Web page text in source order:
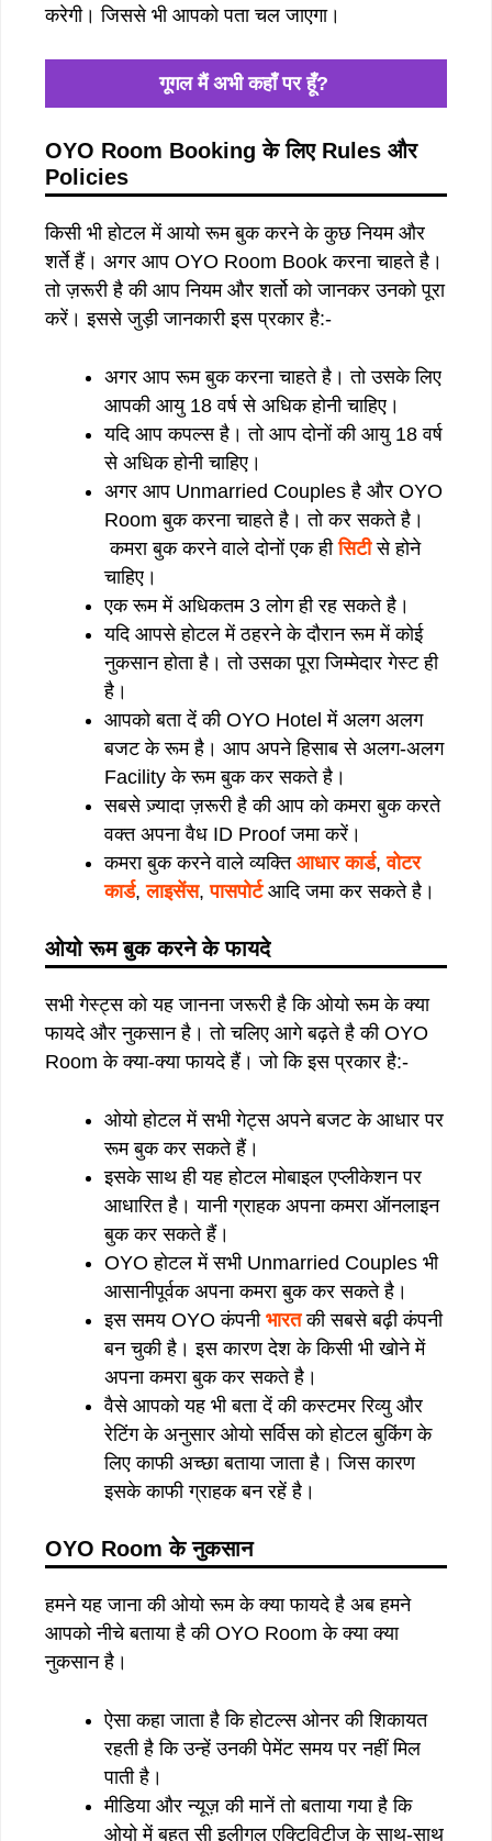
करेगी। जिससे भी आपको पता चल जाएगा।
गूगल मैं अभी कहाँ पर हूँ?
OYO Room Bookingके लिएRules और
Policies
किसी भी होटल में आयो रूम बुक करने के कुछ नियम और
शर्ते हैं। अगर आप OYO Room Book करना चाहते है।
तो ज़रूरी है की आप नियम और शर्तो को जानकर उनको पूरा
करें। इससे जुड़ी जानकारी इस प्रकार है:-
अगर आप रूम बुक करना चाहते है। तो उसके लिए
आपकी आयु 18 वर्ष से अधिक होनी चाहिए।
यदि आप कपल्स है। तो आप दोनों की आयु 18 वर्ष
से अधिक होनी चाहिए।
अगर आप Unmarried Couples है और OYO
Room बुक करना चाहते है। तो कर सकते है।
कमरा बुक करने वाले दोनों एक हीसिटीसे होने
चाहिए।
एक रूम में अधिकतम 3 लोग ही रह सकते है।
यदि आपसे होटल में ठहरने के दौरान रूम में कोई
नुकसान होता है। तो उसका पूरा जिम्मेदार गेस्ट ही
है।
आपको बता दें की OYO Hotel में अलग अलग
बजट के रूम है। आप अपने हिसाब से अलग-अलग
Facility के रूम बुक कर सकते है।
सबसे ज़्यादा ज़रूरी है की आप को कमरा बुक करते
वक्त अपना वैध ID Proof जमा करें।
कमरा बुक करने वाले व्यक्ति आधार कार्ड,वोटर
कार्ड,लाइसेंस,पासपोर्ट आदि जमा कर सकते है।
ओयो रूम बुक करने के फायदे
सभी गेस्ट्स को यह जानना जरूरी है कि ओयो रूम के क्या
फायदे और नुकसान है। तो चलिए आगे बढ़ते है की OYO
Room के क्या-क्या फायदे हैं। जो कि इस प्रकार है:-
ओयो होटल में सभी गेट्स अपने बजट के आधार पर
रूम बुक कर सकते हैं।
इसके साथ ही यह होटल मोबाइल एप्लीकेशन पर
आधारित है। यानी ग्राहक अपना कमरा ऑनलाइन
बुक कर सकते हैं।
OYO होटल में सभी Unmarried Couples भी
आसानीपूर्वक अपना कमरा बुक कर सकते है।
इस समय OYO कंपनी भारत की सबसे बढ़ी कंपनी
बन चुकी है। इस कारण देश के किसी भी खोने में
अपना कमरा बुक कर सकते है।
वैसे आपको यह भी बता दें की कस्टमर रिव्यु और
रेटिंग के अनुसार ओयो सर्विस को होटल बुकिंग के
लिए काफी अच्छा बताया जाता है। जिस कारण
इसके काफी ग्राहक बन रहें है।
OYO Roomके नुकसान
हमने यह जाना की ओयो रूम के क्या फायदे है अब हमने
आपको नीचे बताया है की OYO Room के क्या क्या
नुकसान है।
ऐसा कहा जाता है कि होटल्स ओनर की शिकायत
रहती है कि उन्हें उनकी पेमेंट समय पर नहीं मिल
पाती है।
मीडिया और न्यूज़ की मानें तो बताया गया है कि
ओयो में बहुत सी इलीगल एक्टिविटीज के साथ-साथ